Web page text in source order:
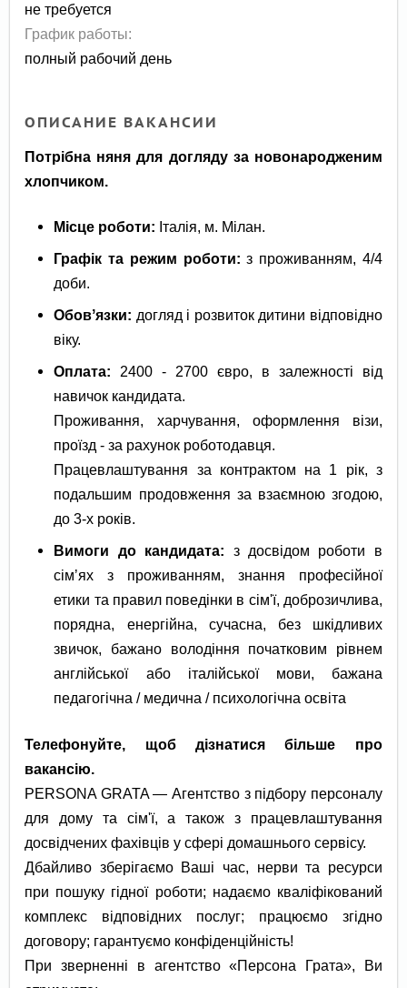
не требуется
График работы:
полный рабочий день
ОПИСАНИЕ ВАКАНСИИ
Потрібна няня для догляду за новонародженим
хлопчиком.
Місце роботи: Італія, м. Мілан.
Графік та режим роботи: з проживанням, 4/4
доби.
Обовʼязки: догляд і розвиток дитини відповідно
віку.
Оплата: 2400 - 2700 євро, в залежності від
навичок кандидата.
Проживання, харчування, оформлення візи,
проїзд - за рахунок роботодавця.
Працевлаштування за контрактом на 1 рік, з
подальшим продовження за взаємною згодою,
до 3-х років.
Вимоги до кандидата: з досвідом роботи в
сімʼях з проживанням, знання професійної
етики та правил поведінки в сім'ї, доброзичлива,
порядна, енергійна, сучасна, без шкідливих
звичок, бажано володіння початковим рівнем
англійської або італійської мови, бажана
педагогічна / медична / психологічна освіта
Телефонуйте, щоб дізнатися більше про
вакансію.
PERSONA GRATA — Агентство з підбору персоналу
для дому та сім'ї, а також з працевлаштування
досвідчених фахівців у сфері домашнього сервісу.
Дбайливо зберігаємо Ваші час, нерви та ресурси
при пошуку гідної роботи; надаємо кваліфікований
комплекс відповідних послуг; працюємо згідно
договору; гарантуємо конфіденційність!
При зверненні в агентство «Персона Грата», Ви